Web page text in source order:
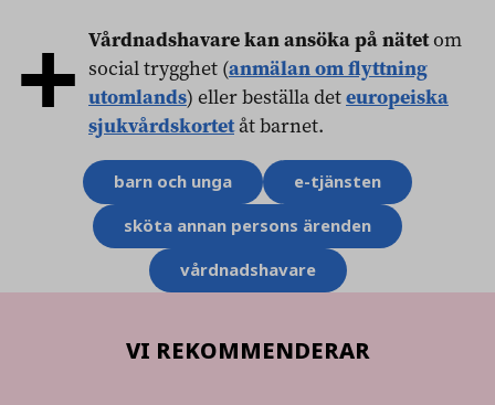
+ Vårdnadshavare kan ansöka på nätetom
social trygghet (anmälan om flyttning
utomlands) eller beställa deteuropeiska
sjukvårdskortetåt barnet.
Ämnesordbarn och unga
e-tjänsten
sköta annan persons ärenden
vårdnadshavare
VI REKOMMENDERAR